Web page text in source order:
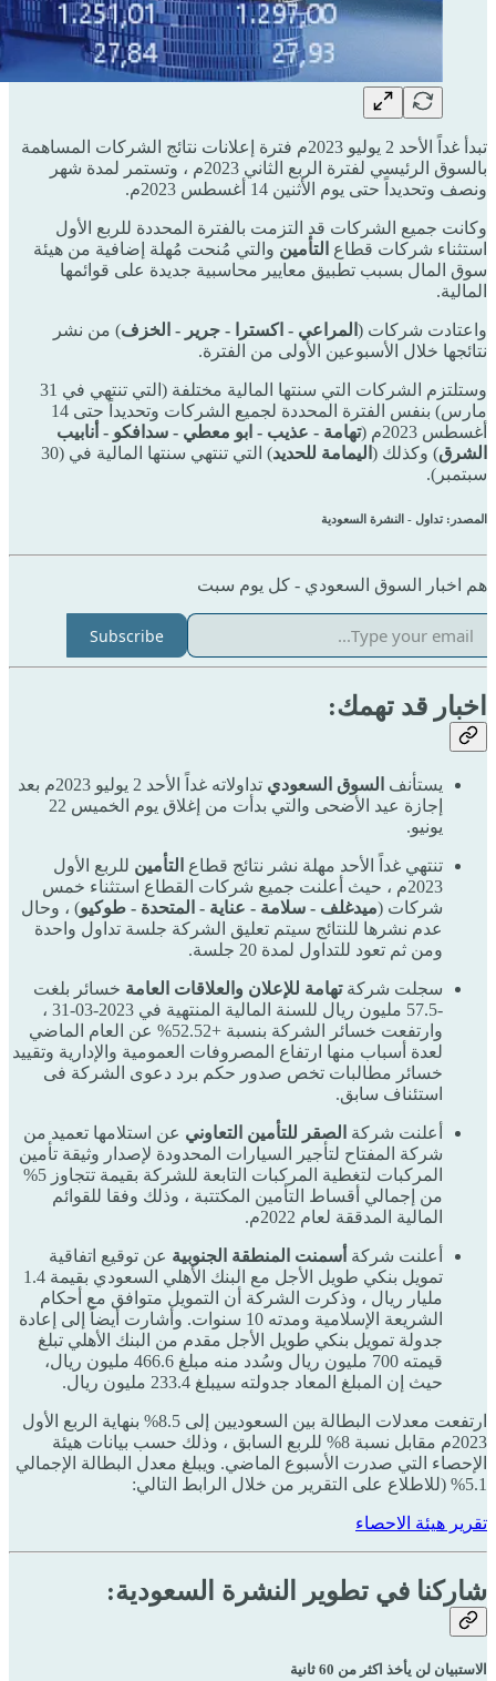
تبدأ غداً الأحد 2 يوليو 2023م فترة إعلانات نتائج الشركات المساهمة
بالسوق الرئيسي لفترة الربع الثاني 2023م ، وتستمر لمدة شهر
ونصف وتحديداً حتى يوم الأثنين 14 أغسطس 2023م.
وكانت جميع الشركات قد التزمت بالفترة المحددة للربع الأول
استثناء شركات قطاع التأمين والتي مُنحت مُهلة إضافية من هيئة
سوق المال بسبب تطبيق معايير محاسبية جديدة على قوائمها
المالية.
واعتادت شركات ( المراعي - اكسترا - جرير - الخزف) من نشر
نتائجها خلال الأسبوعين الأولى من الفترة.
وستلتزم الشركات التي سنتها المالية مختلفة (التي تنتهي في 31
مارس) بنفس الفترة المحددة لجميع الشركات وتحديداً حتى 14
أغسطس 2023م (
تهامة - عذيب - ابو معطي - سدافكو - أنابيب
الشرق) وكذلك ( اليمامة للحديد
) التي تنتهي سنتها المالية في (30
سبتمبر).
المصدر: تداول - النشرة السعودية
هم اخبار السوق السعودي - كل يوم سبت
Subscribe
اخبار قد تهمك:
يستأنف السوق السعودي
تداولاته غداً الأحد 2 يوليو 2023م بعد
إجازة عيد الأضحى والتي بدأت من إغلاق يوم الخميس 22
يونيو.
تنتهي غداً الأحد مهلة نشر نتائج قطاع التأمين للربع الأول
2023م ، حيث أعلنت جميع شركات القطاع استثناء خمس
شركات (ميدغلف - سلامة - عناية - المتحدة - طوكيو) ، وحال
عدم نشرها للنتائج سيتم تعليق الشركة جلسة تداول واحدة
ومن ثم تعود للتداول لمدة 20 جلسة.
سجلت شركةتهامة للإعلان والعلاقات العامة خسائر بلغت
-57.5 مليون ريال للسنة المالية المنتهية في 2023-03-31 ،
وارتفعت خسائر الشركة بنسبة +52.52% عن العام الماضي
لعدة أسباب منها ارتفاع المصروفات العمومية والإدارية وتقييد
خسائر مطالبات تخص صدور حكم برد دعوى الشركة فى
استئناف سابق.
أعلنت شركة الصقر للتأمين التعاوني عن استلامها تعميد من
شركة المفتاح لتأجير السيارات المحدودة لإصدار وثيقة تأمين
المركبات لتغطية المركبات التابعة للشركة بقيمة تتجاوز 5%
من إجمالي أقساط التأمين المكتتبة ، وذلك وفقا للقوائم
المالية المدققة لعام 2022م.
أعلنت شركة أسمنت المنطقة الجنوبية عن توقيع اتفاقية
تمويل بنكي طويل الأجل مع البنك الأهلي السعودي بقيمة 1.4
مليار ريال ، وذكرت الشركة أن التمويل متوافق مع أحكام
الشريعة الإسلامية ومدته 10 سنوات. وأشارت أيضاً إلى إعادة
جدولة تمويل بنكي طويل الأجل مقدم من البنك الأهلي تبلغ
قيمته 700 مليون ريال وسُدد منه مبلغ 466.6 مليون ريال،
حيث إن المبلغ المعاد جدولته سيبلغ 233.4 مليون ريال.
ارتفعت معدلات البطالة بين السعوديين إلى 8.5% بنهاية الربع الأول
2023م مقابل نسبة 8% للربع السابق ، وذلك حسب بيانات هيئة
الإحصاء التي صدرت الأسبوع الماضي. ويبلغ معدل البطالة الإجمالي
5.1% (للاطلاع على التقرير من خلال الرابط التالي:
تقرير هيئة الاحصاء
شاركنا في تطوير النشرة السعودية:
الاستبيان لن يأخذ اكثر من 60 ثانية